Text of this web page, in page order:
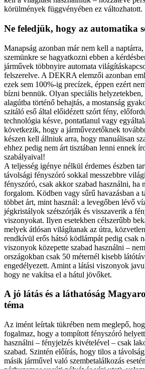
körülmények függvényében ez változhatott.
Ne feledjük, hogy az automatika
Manapság azonban már nem kell a
szemünkre se hagyatkozni ebben a
járművek többnyire automata
felszerelve. A DEKRA elemzői azonban
ezek sem 100%-ig precízek, éppen ezért
bízni bennük. Olyan speciális
alagútba történő behajtás, a mostanság
szitáló eső által előidézett szórt fény,
technológia késve, pontatlanul vagy
következik, hogy a járművezetőknek
készen kell állniuk arra, hogy manuálisan
ehhez pedig nem árt tisztában lenni ennek
szabályaival!
A teljesség igénye nélkül érdemes észben
távolsági fényszóró sokkal messzebbre
fényszóró, csak akkor szabad használni, ha
forgalom. Ködben vagy sűrű havazásban a
többet árt, mint használ: a levegőben lévő
jégkristályok szétszórják és visszaverik a
viszonyokat. Ilyen esetekben célszerűbb
melyek átlósan világítanak az útra,
rendkívül erős hátsó ködlámpát pedig csak
viszonyok közepette szabad használni –
országokban csak 50 méternél kisebb
engedélyezett. Amint a látási viszonyok
hogy ne vakítsa el a hátul jövőket.
A jó látás és a láthatóság
téma
Az imént leírtak tükrében nem meglepő,
fogalmaz, hogy a tompított fényszóró
használni – fényjelzés kivételével – csak
szabad. Szintén előírás, hogy tilos a
másik járművel való szembetalálkozás